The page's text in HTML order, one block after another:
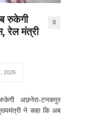
रुकेगी
रेल मंत्री
0
2026
अछनेरा-टनकपुर
ने कहा कि अब